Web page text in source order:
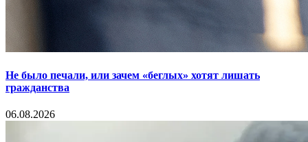
Не было печали, или зачем «беглых» хотят лишать
гражданства
06.08.2026